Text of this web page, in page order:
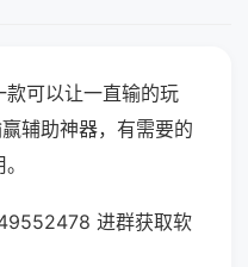
可以让一直输的玩
辅助神器，有需要的
进群获取软